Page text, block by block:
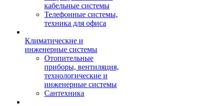
кабельные системы
Телефонные системы,
техника для офиса
Климатические и
инженерные системы
Отопительные
приборы, вентиляция,
технологические и
инженерные системы
Сантехника